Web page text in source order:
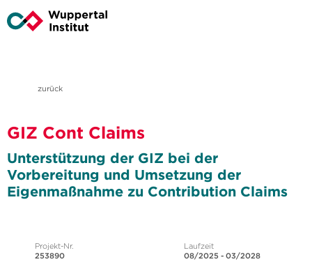
zurück
GIZ Cont Claims
Unterstützung der GIZ bei der
Vorbereitung und Umsetzung der
Eigenmaßnahme zu Contribution Claims
Projekt-Nr.
253890
Laufzeit
08/2025 - 03/2028